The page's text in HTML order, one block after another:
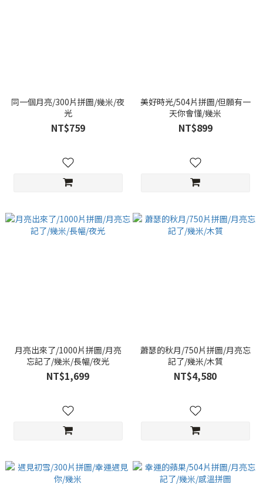
同一個月亮/300片拼圖/幾米/夜
光
NT$759
美好時光/504片拼圖/但願有一
天你會懂/幾米
NT$899
月亮出來了/1000片拼圖/月亮
忘記了/幾米/長幅/夜光
NT$1,699
蕭瑟的秋月/750片拼圖/月亮忘
記了/幾米/木質
NT$4,580